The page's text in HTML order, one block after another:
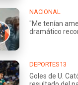
NACIONAL
"Me tenían
dramático
DEPORTES13
Goles de U.